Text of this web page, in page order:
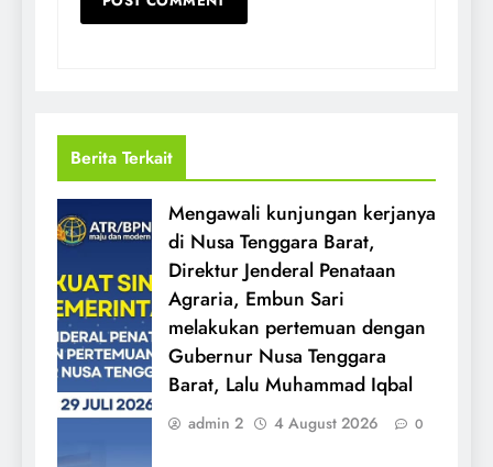
Berita Terkait
Mengawali kunjungan kerjanya
di Nusa Tenggara Barat,
Direktur Jenderal Penataan
Agraria, Embun Sari
melakukan pertemuan dengan
Gubernur Nusa Tenggara
Barat, Lalu Muhammad Iqbal
admin 2 4 August 2026 0